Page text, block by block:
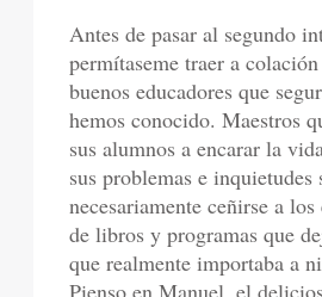
Antes de pasar al segundo
permítaseme traer a
buenos educadores que
hemos conocido. Maestros
sus alumnos a encarar la
sus problemas e inquietudes
necesariamente ceñirse a
de libros y programas que
que realmente importaba a
Pienso en Manuel, el